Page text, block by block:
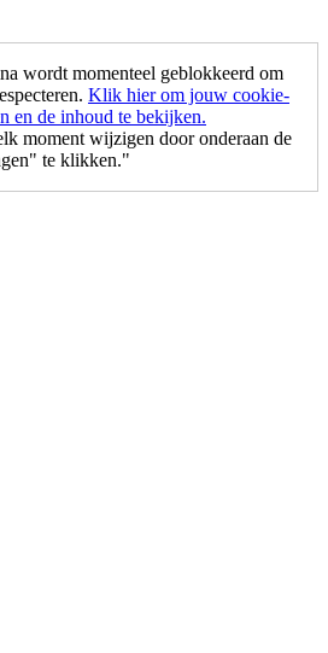
wordt momenteel geblokkeerd om
Klik hier om jouw cookie-
en de inhoud te bekijken.
moment wijzigen door onderaan de
te klikken."